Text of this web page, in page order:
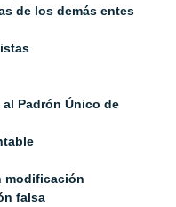
de los demás entes
Padrón Único de
modificación
falsa